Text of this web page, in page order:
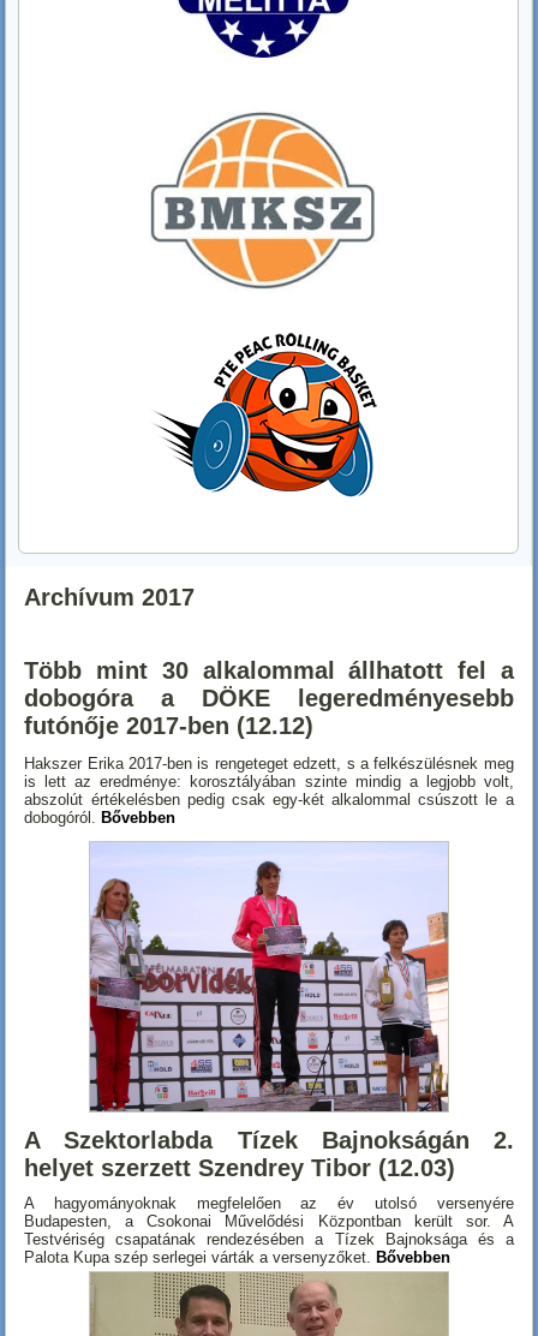
Archívum 2017
Több mint 30 alkalommal állhatott fel a
dobogóra a DÖKE legeredményesebb
futónője 2017-ben (12.12)
Hakszer Erika 2017-ben is rengeteget edzett, s a felkészülésnek meg
is lett az eredménye: korosztályában szinte mindig a legjobb volt,
abszolút értékelésben pedig csak egy-két alkalommal csúszott le a
dobogóról. Bővebben
A Szektorlabda Tízek Bajnokságán 2.
helyet szerzett Szendrey Tibor (12.03)
A hagyományoknak megfelelően az év utolsó versenyére
Budapesten, a Csokonai Művelődési Központban került sor. A
Testvériség csapatának rendezésében a Tízek Bajnoksága és a
Palota Kupa szép serlegei várták a versenyzőket.Bővebben